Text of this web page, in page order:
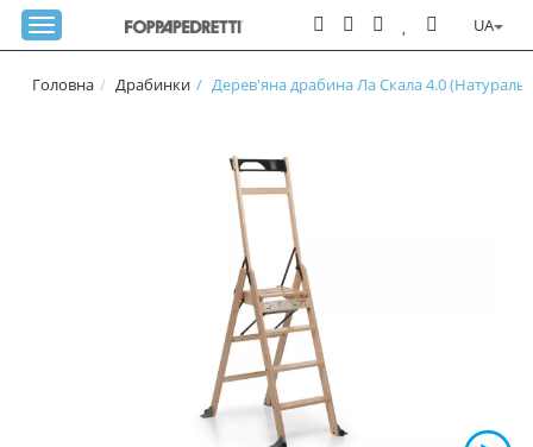
UA
Головна Драбинки Дерев'яна драбина Ла Скала 4.0